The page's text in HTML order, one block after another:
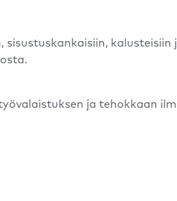
kalusteisiin
ja tehokkaan